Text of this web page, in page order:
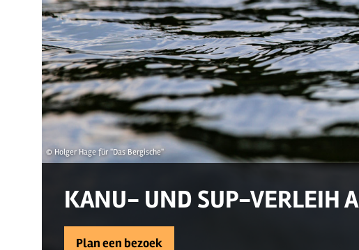
© Holger Hage für "Das Bergische"
KANU- UND SUP-VERLEIH
Plan een bezoek